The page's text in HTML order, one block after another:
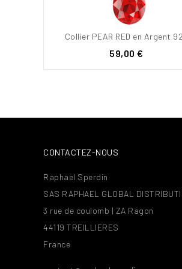
Collier PEAR RED en Argent
Prix
59,00 €
CONTACTEZ-NOUS
Raphael Sperdin
SAS RAPHAEL GLOBAL
3 rue de coulomb | ZA Ragon
44119 TREILLIERES
France